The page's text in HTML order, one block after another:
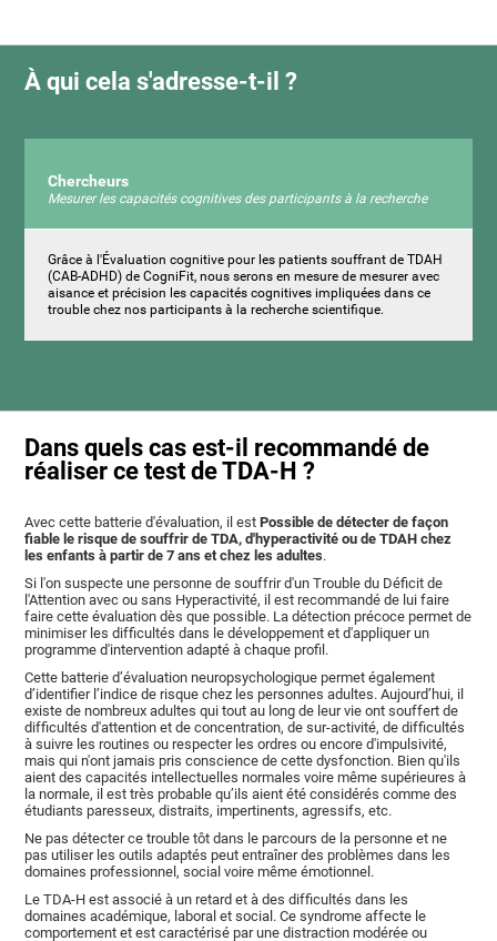
À qui cela s'adresse-t-il ?
Chercheurs
Mesurer les capacités cognitives des participants à la recherche
Grâce à l'Évaluation cognitive pour les patients souffrant de TDAH
(CAB-ADHD) de CogniFit, nous serons en mesure de mesurer avec
aisance et précision les capacités cognitives impliquées dans ce
trouble chez nos participants à la recherche scientifique.
Dans quels cas est-il recommandé de
réaliser ce test de TDA-H ?
Avec cette batterie d'évaluation, il estPossible de détecter de façon
fiable le risque de souffrir de TDA, d'hyperactivité ou de TDAH chez
les enfants à partir de 7 ans et chez les adultes.
Si l'on suspecte une personne de souffrir d'un Trouble du Déficit de
l'Attention avec ou sans Hyperactivité, il est recommandé de lui faire
faire cette évaluation dès que possible. La détection précoce permet de
minimiser les difficultés dans le développement et d'appliquer un
programme d'intervention adapté à chaque profil.
Cette batterie d’évaluation neuropsychologique permet également
d’identifier l’indice de risque chez les personnes adultes. Aujourd’hui, il
existe de nombreux adultes qui tout au long de leur vie ont souffert de
difficultés d'attention et de concentration, de sur-activité, de difficultés
à suivre les routines ou respecter les ordres ou encore d'impulsivité,
mais qui n'ont jamais pris conscience de cette dysfonction. Bien qu'ils
aient des capacités intellectuelles normales voire même supérieures à
la normale, il est très probable qu’ils aient été considérés comme des
étudiants paresseux, distraits, impertinents, agressifs, etc.
Ne pas détecter ce trouble tôt dans le parcours de la personne et ne
pas utiliser les outils adaptés peut entraîner des problèmes dans les
domaines professionnel, social voire même émotionnel.
Le TDA-H est associé à un retard et à des difficultés dans les
domaines académique, laboral et social. Ce syndrome affecte le
comportement et est caractérisé par une distraction modérée ou